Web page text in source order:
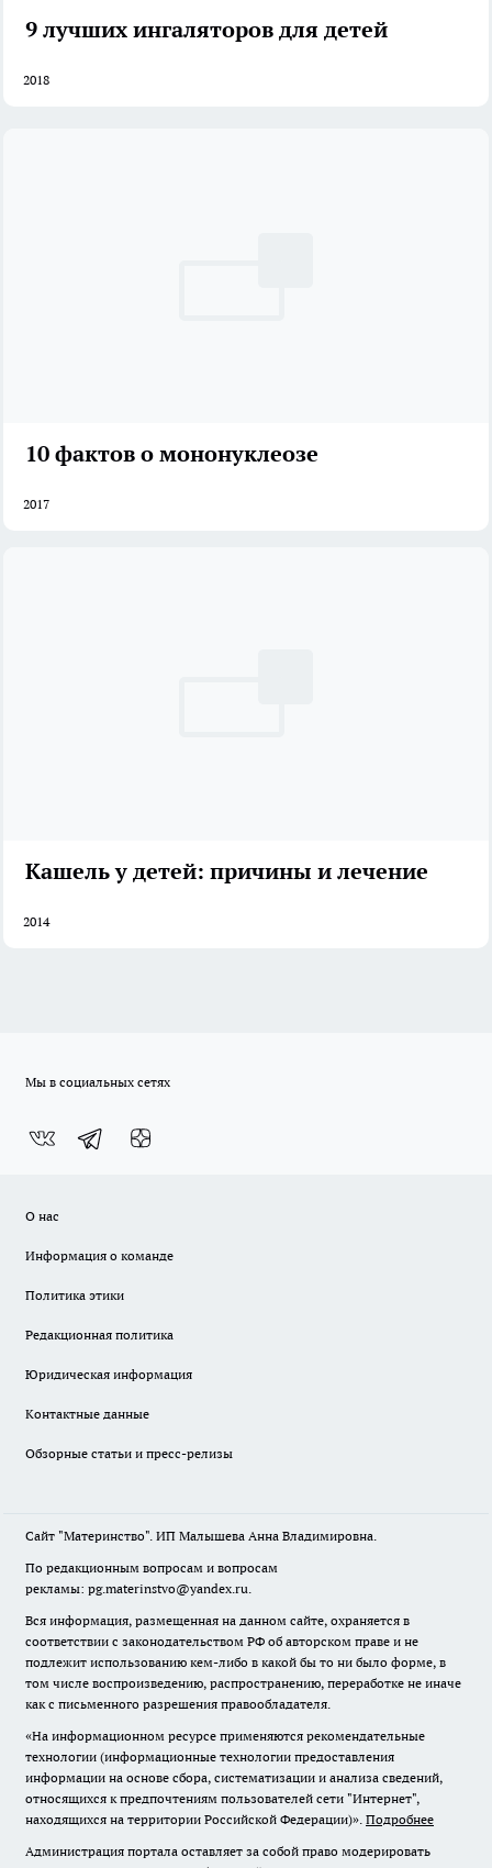
9 лучших ингаляторов для детей
2018
10 фактов о мононуклеозе
2017
Кашель у детей: причины и лечение
2014
Мы в социальных сетях
О нас
Информация о команде
Политика этики
Редакционная политика
Юридическая информация
Контактные данные
Обзорные статьи и пресс-релизы
Сайт "Материнство". ИП Малышева Анна Владимировна.
По редакционным вопросам и вопросам
рекламы: pg.materinstvo@yandex.ru.
Вся информация, размещенная на данном сайте, охраняется в
соответствии с законодательством РФ об авторском праве и не
подлежит использованию кем-либо в какой бы то ни было форме, в
том числе воспроизведению, распространению, переработке не иначе
как с письменного разрешения правообладателя.
«На информационном ресурсе применяются рекомендательные
технологии (информационные технологии предоставления
информации на основе сбора, систематизации и анализа сведений,
относящихся к предпочтениям пользователей сети "Интернет",
находящихся на территории Российской Федерации)». Подробнее
Администрация портала оставляет за собой право модерировать